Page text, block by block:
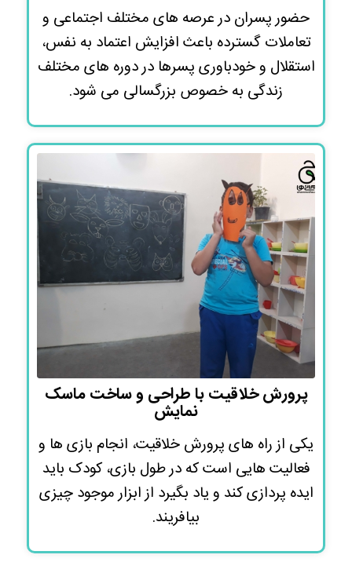
حضور پسران در عرصه های مختلف اجتماعی و
تعاملات گسترده باعث افزایش اعتماد به نفس،
استقلال و خودباوری پسرها در دوره های مختلف
زندگی به خصوص بزرگسالی می شود.
پرورش خلاقیت با طراحی و ساخت ماسک
نمایش
یکی از راه های پرورش خلاقیت، انجام بازی ها و
فعالیت هایی است که در طول بازی، کودک باید
ایده پردازی کند و یاد بگیرد از ابزار موجود چیزی
بیافریند.